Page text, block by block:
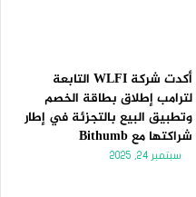
أكدت شركة WLFI التابعة
لترامب إطلاق بطاقة الخصم
وتطبيق البيع بالتجزئة في إطار
شراكتها مع Bithumb
سبتمبر 24, 2025